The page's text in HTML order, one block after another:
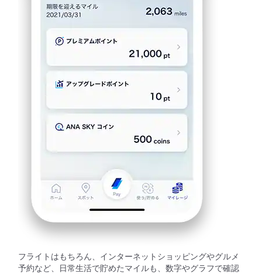
フライトはもちろん、インターネットショッピングやグルメ
予約など、日常生活で貯めたマイルも、数字やグラフで確認